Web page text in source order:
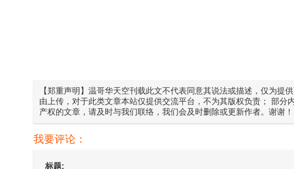
【郑重声明】温哥华天空刊载此文不代表同意其说法或描述，仅为
由上传，对于此类文章本站仅提供交流平台，不为其版权负责； 部
产权的文章，请及时与我们联络，我们会及时删除或更新作者。谢谢！
我要评论：
标题: